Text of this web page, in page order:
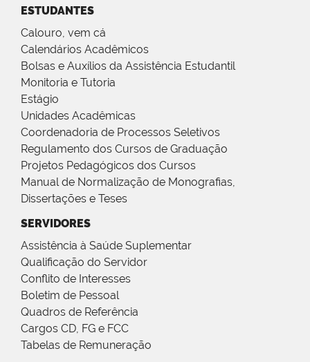
ESTUDANTES
Calouro, vem cá
Calendários Acadêmicos
Bolsas e Auxílios da Assistência Estudantil
Monitoria e Tutoria
Estágio
Unidades Acadêmicas
Coordenadoria de Processos Seletivos
Regulamento dos Cursos de Graduação
Projetos Pedagógicos dos Cursos
Manual de Normalização de Monografias,
Dissertações e Teses
SERVIDORES
Assistência à Saúde Suplementar
Qualificação do Servidor
Conflito de Interesses
Boletim de Pessoal
Quadros de Referência
Cargos CD, FG e FCC
Tabelas de Remuneração